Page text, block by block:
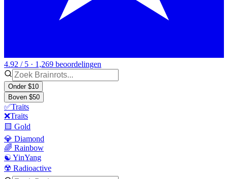
4.92 / 5 · 1,269 beoordelingen
Onder $10
Boven $50
✅Traits
❌Traits
🟨 Gold
💎 Diamond
🌈 Rainbow
☯️ YinYang
☢️ Radioactive